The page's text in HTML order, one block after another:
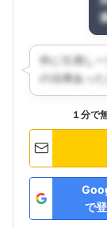
１分で
で